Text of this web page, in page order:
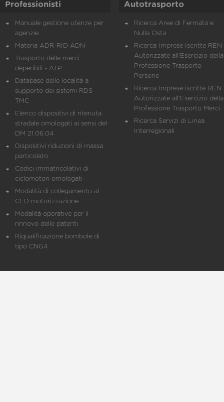
Professionisti
Manuale gestione utenze per
agenzie
Materia ADR-RID-ADN
Trasporto delle merci
deperibili - ATP
Database delle località a
supporto dei sistemi RDS
TMC
Elenco dispositivi di ritenuta
stradale omologati ai sensi del
DM 21.06.04
Dispositivi riduzioni di massa
particolato
Codici immatricolativi di
ciclomotori omologati
Modalità di collegamento al
CED motorizzazione
Modalità operative per il
rinnovo delle patenti
Riqualificazione bombole di
tipo CNG4
Autotrasporto
Ricerca Aree di Fermata e
Nulla Osta
Ricerca Imprese Iscritte REN
Autorizzate all'Esercizio della
Professione Trasporto
Persone
Ricerca Imprese iscritte REN
Autorizzate all'Esercizio della
Professione Trasporto Merci
Ricerca Servizi di Linea
Interregionali